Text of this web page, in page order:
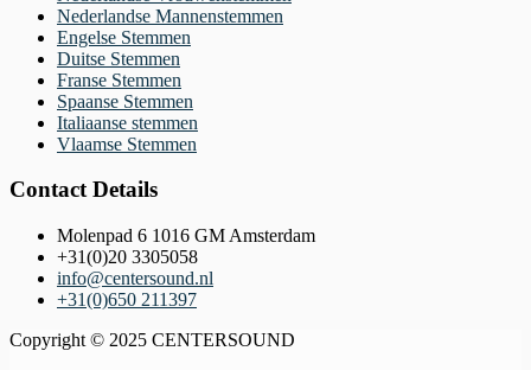
Nederlandse Mannenstemmen
Engelse Stemmen
Duitse Stemmen
Franse Stemmen
Spaanse Stemmen
Italiaanse stemmen
Vlaamse Stemmen
Contact Details
Molenpad 6 1016 GM Amsterdam
+31(0)20 3305058
info@centersound.nl
+31(0)650 211397
Copyright © 2025 CENTERSOUND